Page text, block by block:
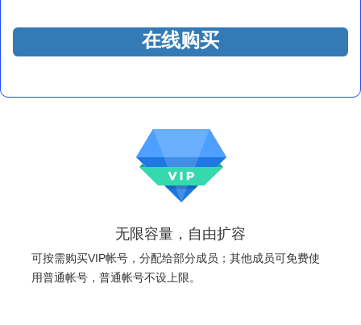
在线购买
无限容量，自由扩容
可按需购买VIP帐号，分配给部分成员；其他成员可免费使
用普通帐号，普通帐号不设上限。